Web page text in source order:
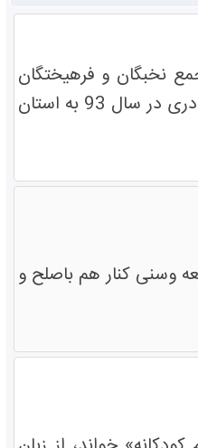
نخبگان و فرهیختگان
طلاب شیعه و سنی شرق گلستان در دانشگاه گنبدکاووس اظهار داشت: برای نخستین بار کاروان ایران سرزمین برادری در سال 93 به استان
وسنی کنار هم باصلح و